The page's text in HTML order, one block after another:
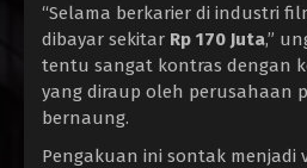
“Selama berkarier di industri
dibayar sekitar Rp 170 Juta,”
tentu sangat kontras dengan
yang diraup oleh perusahaan
bernaung.
Pengakuan ini sontak menjadi